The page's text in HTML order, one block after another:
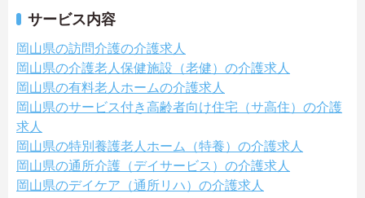
サービス内容
岡山県の訪問介護の介護求人
岡山県の介護老人保健施設（老健）の介護求人
岡山県の有料老人ホームの介護求人
岡山県のサービス付き高齢者向け住宅（サ高住）の介護
求人
岡山県の特別養護老人ホーム（特養）の介護求人
岡山県の通所介護（デイサービス）の介護求人
岡山県のデイケア（通所リハ）の介護求人